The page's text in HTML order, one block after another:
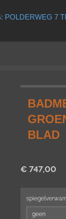
POLDERWEG 7
BLAD
€ 747,00